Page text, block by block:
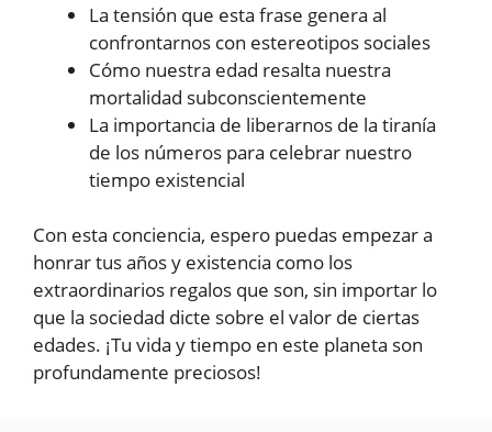
La tensión que esta frase genera al
confrontarnos con estereotipos sociales
Cómo nuestra edad resalta nuestra
mortalidad subconscientemente
La importancia de liberarnos de la tiranía
de los números para celebrar nuestro
tiempo existencial
Con esta conciencia, espero puedas empezar a
honrar tus años y existencia como los
extraordinarios regalos que son, sin importar lo
que la sociedad dicte sobre el valor de ciertas
edades. ¡Tu vida y tiempo en este planeta son
profundamente preciosos!